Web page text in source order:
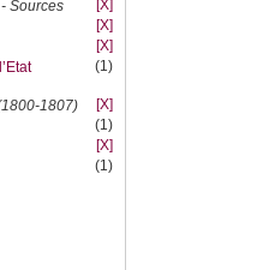
Sources
[X]
[X]
[X]
(1)
1807)
[X]
(1)
[X]
(1)